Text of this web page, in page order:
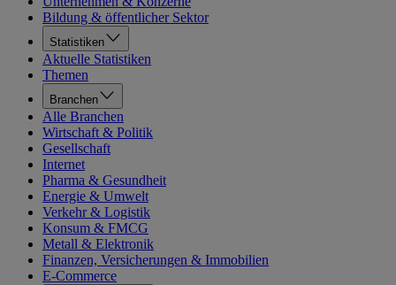
Bildung & öffentlicher Sektor
Statistiken
Aktuelle Statistiken
Themen
Branchen
Alle Branchen
Wirtschaft & Politik
Gesellschaft
Internet
Pharma & Gesundheit
Energie & Umwelt
Verkehr & Logistik
Konsum & FMCG
Metall & Elektronik
Finanzen, Versicherungen & Immobilien
E-Commerce